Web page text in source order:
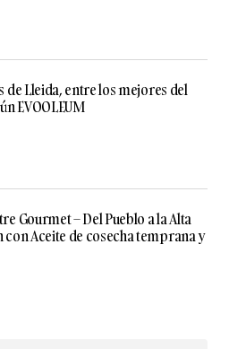
de Lleida, entre los mejores del
EVOOLEUM
Gourmet – Del Pueblo a la Alta
con Aceite de cosecha temprana y